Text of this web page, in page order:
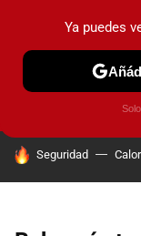
PRUEBAS
HOY SE HABLA DE
Seguridad Calor
Ya puedes